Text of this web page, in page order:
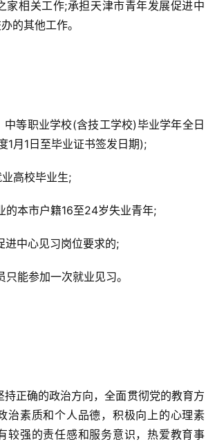
家相关工作;承担天津市青年发展促进中
的其他工作。
中等职业学校(含技工学校)毕业学年全日
1月1日至毕业证书签发日期);
高校毕业生;
的本市户籍16至24岁失业青年;
进中心见习岗位要求的;
能参加一次就业见习。
持正确的政治方向，全面贯彻党的教育方
治素质和个人品德，积极向上的心理素
较强的责任感和服务意识，热爱教育事